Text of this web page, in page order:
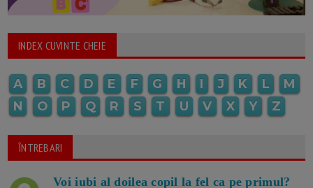
INDEX CUVINTE CHEIE
A B C D E F G H I J K L
M
N
O P Q R S T U V X Y Z
ÎNTREBARI
Voi iubi al doilea copil la fel ca pe primul?